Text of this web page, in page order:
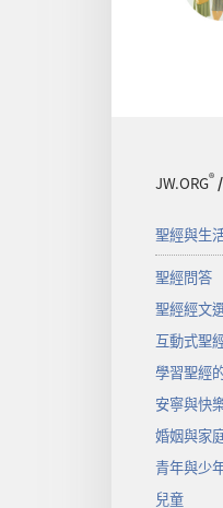
JW.ORG®
聖經與生
聖經問答
聖經經文
互動式聖
學習聖經
安寧與快
婚姻與家
青年與少
兒童